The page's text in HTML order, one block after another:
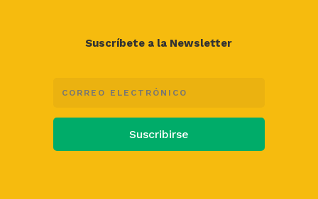
Suscríbete a la Newsletter
Suscribirse